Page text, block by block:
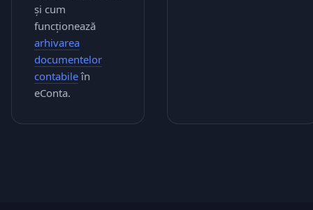
și cum
funcționează
arhivarea
documentelor
contabileîn
eConta.